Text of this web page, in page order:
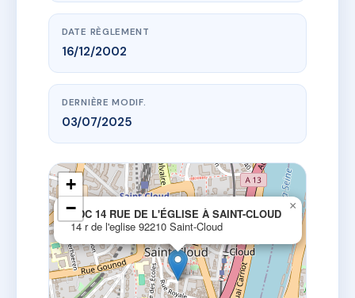
DATE RÈGLEMENT
16/12/2002
DERNIÈRE MODIF.
03/07/2025
SDC 14 RUE DE L'ÉGLISE À SAINT-CLOUD
14 r de l'eglise 92210 Saint-Cloud
×
+
−